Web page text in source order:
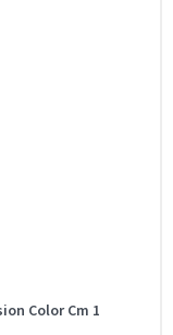
Color Cm 1